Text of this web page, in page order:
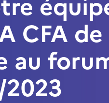
CFA de
au